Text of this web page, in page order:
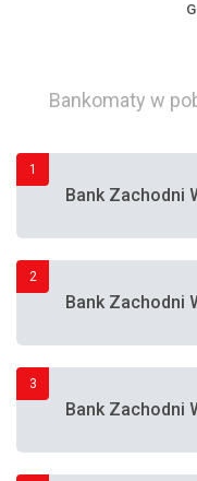
Bankomaty w
1
Bank Zachodni
2
Bank Zachodni
3
Bank Zachodni